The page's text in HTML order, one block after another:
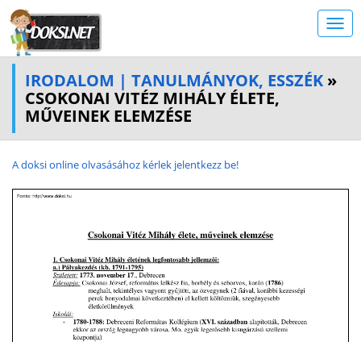
IRODALOM | TANULMÁNYOK, ESSZÉK »
CSOKONAI VITÉZ MIHÁLY ÉLETE,
MŰVEINEK ELEMZÉSE
A doksi online olvasásához kérlek jelentkezz be!